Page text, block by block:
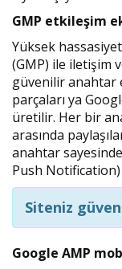
GMP etkileşim
Yüksek
(GMP) ile iletişim
güvenilir anahtar
parçaları ya
üretilir. Her bir
arasında
anahtar
Push Notification)
Siteniz
Google AMP